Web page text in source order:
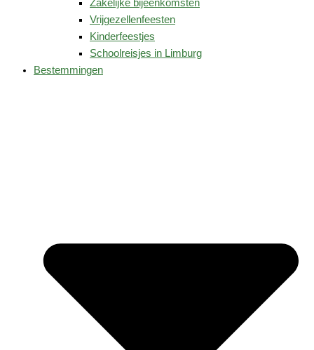
Zakelijke bijeenkomsten
Vrijgezellenfeesten
Kinderfeestjes
Schoolreisjes in Limburg
Bestemmingen